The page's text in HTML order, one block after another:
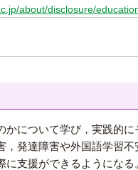
about/disclosure/
について学び，実践的
発達障害や外国語学習
支援ができるようにな